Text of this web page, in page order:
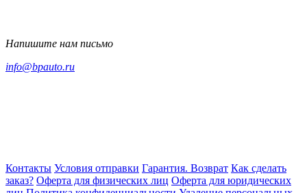
Напишите нам письмо
info@bpauto.ru
Контакты Условия отправки Гарантия. Возврат Как сделать
заказ? Оферта для физических лиц Оферта для юридических